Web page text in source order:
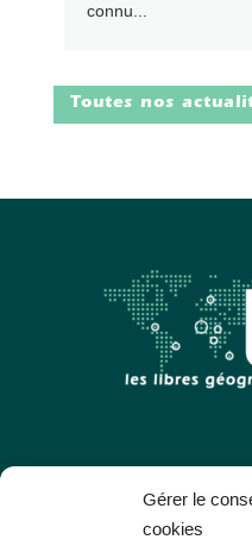
Gérer le
cookies
connu...
Toutes nos
Les Libres